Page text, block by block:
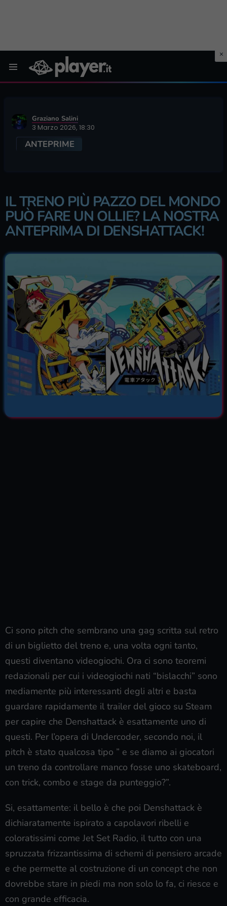
Graziano Salini
3 Marzo 2026, 18:30
ANTEPRIME
IL TRENO PIÙ PAZZO DEL MONDO
PUÒ FARE UN OLLIE? LA NOSTRA
ANTEPRIMA DI DENSHATTACK!
Ci sono pitch che sembrano una gag scritta sul retro
di un biglietto del treno e, una volta ogni tanto,
questi diventano videogiochi. Ora ci sono teoremi
redazionali per cui i videogiochi nati “bislacchi” sono
mediamente più interessanti degli altri e basta
guardare rapidamente il trailer del gioco su Steam
per capire che Denshattack è esattamente uno di
questi. Per l’opera di Undercoder, secondo noi, il
pitch è stato qualcosa tipo ” e se diamo ai giocatori
un treno da controllare manco fosse uno skateboard,
con trick, combo e stage da punteggio?”.
Si, esattamente: il bello è che poi Denshattack è
dichiaratamente ispirato a capolavori ribelli e
coloratissimi come Jet Set Radio, il tutto con una
spruzzata frizzantissima di schemi di pensiero arcade
e che permette al costruzione di un concept che non
dovrebbe stare in piedi ma non solo lo fa, ci riesce e
con grande efficacia.